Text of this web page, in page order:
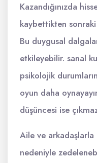
Kazandığınızda
kaybettikten
Bu duygusal
etkileyebilir. sanal
psikolojik
oyun daha
düşüncesi ise
Aile ve
nedeniyle